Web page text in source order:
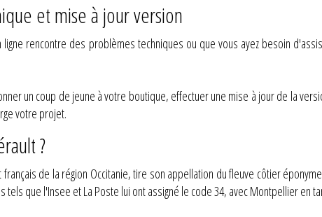
et mise à jour version
rencontre des problèmes techniques ou que vous ayez besoin
un coup de jeune à votre boutique, effectuer une mise à jour de la
votre projet.
?
de la région Occitanie, tire son appellation du fleuve côtier
tels que l'Insee et La Poste lui ont assigné le code 34, avec Montpellier en